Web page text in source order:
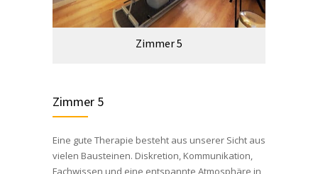
Zimmer 5
Zimmer 5
Eine gute Therapie besteht aus unserer Sicht aus
vielen Bausteinen. Diskretion, Kommunikation,
Fachwissen und eine entspannte Atmosphäre in